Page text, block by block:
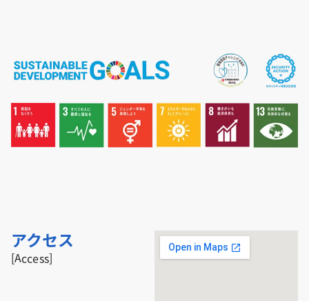
アクセス
[Access]